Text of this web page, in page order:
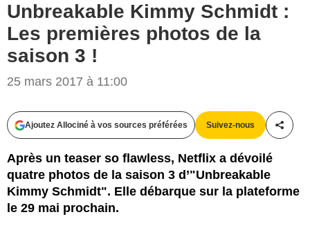
Unbreakable Kimmy Schmidt :
Les premières photos de la
saison 3 !
25 mars 2017 à 11:00
Ajoutez Allociné à vos sources préférées Suivez-nous
Après un teaser so flawless, Netflix a dévoilé
quatre photos de la saison 3 d’"Unbreakable
Kimmy Schmidt". Elle débarque sur la plateforme
le 29 mai prochain.
Netflix